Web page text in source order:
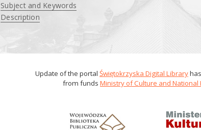
Subject and Keywords
Description
Update of the portal Świętokrzyska Digital Library
from funds Ministry of Culture and National